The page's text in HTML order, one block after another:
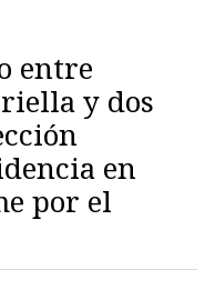
entre
y dos
en
por el